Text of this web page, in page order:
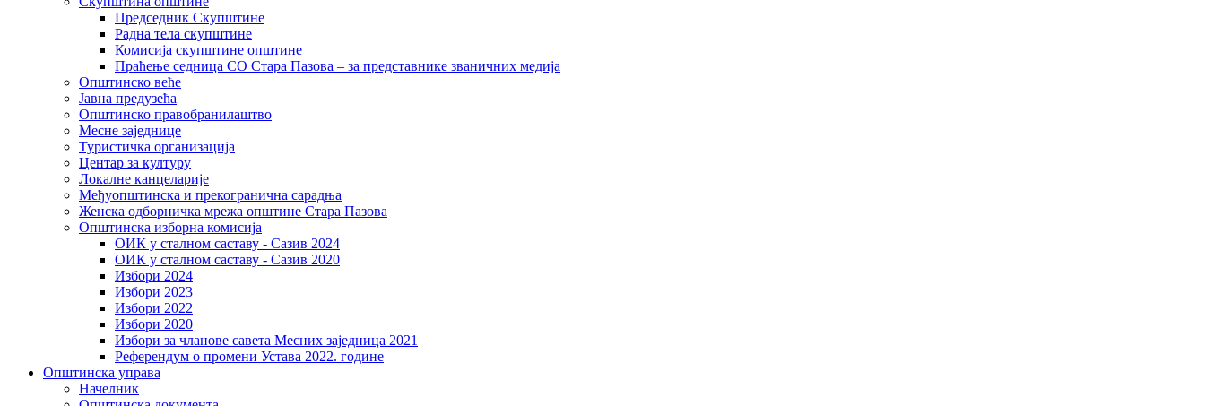
Председник Скупштине
Радна тела скупштине
Комисија скупштине општине
Праћење седница СО Стара Пазова – за представнике званичних медија
Општинско веће
Јавна предузећа
Општинско правобранилаштво
Месне заједнице
Туристичка организација
Центaр за културу
Локалне канцеларије
Међуопштинска и прекогранична сарадња
Женска одборничка мрежа општине Стара Пазова
Општинска изборна комисија
ОИК у сталном саставу - Сазив 2024
ОИК у сталном саставу - Сазив 2020
Избори 2024
Избори 2023
Избори 2022
Избори 2020
Избори за чланове савета Месних заједница 2021
Референдум о промени Устава 2022. године
Општинска управа
Начелник